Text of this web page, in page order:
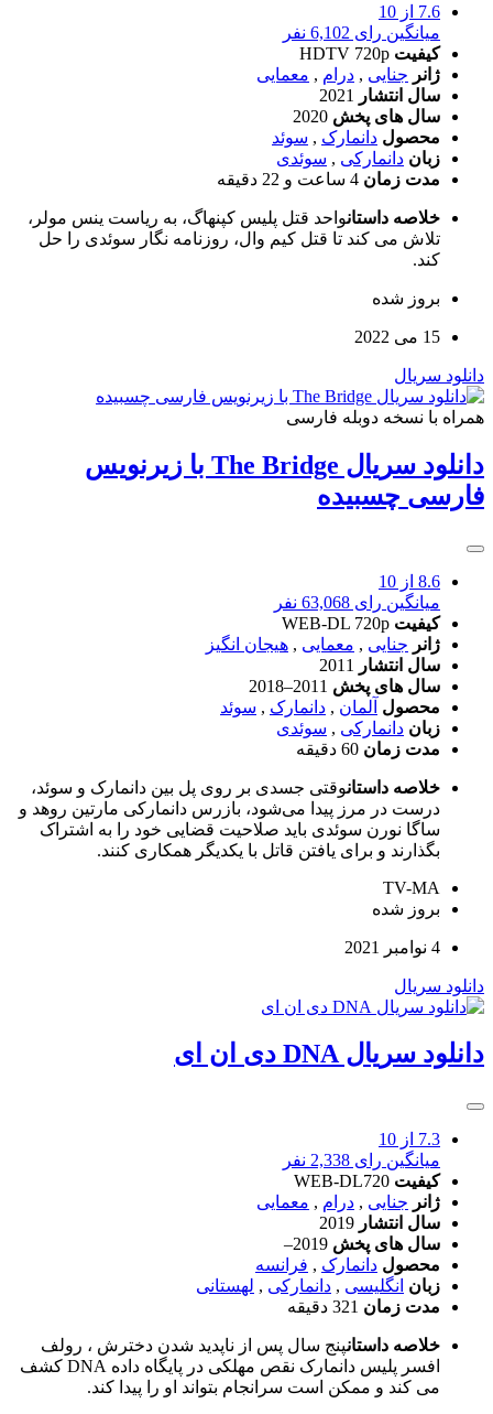
7.6 از 10
میانگین رای 6,102 نفر
کیفیت HDTV 720p
ژانر جنایی , درام , معمایی
سال انتشار
2021
سال های پخش 2020
محصول دانمارک , سوئد
زبان دانمارکی , سوئدی
مدت زمان 4 ساعت و 22 دقیقه
خلاصه داستانواحد قتل پلیس کپنهاگ، به ریاست ینس مولر،
تلاش می کند تا قتل کیم وال، روزنامه نگار سوئدی را حل
کند.
بروز‌ شده
15 می 2022
دانلود سریال
همراه با نسخه دوبله فارسی
دانلود سریال The Bridge با زیرنویس
فارسی چسبیده
8.6 از 10
میانگین رای 63,068 نفر
کیفیت WEB-DL 720p
ژانر جنایی , معمایی , هیجان انگیز
سال انتشار
2011
سال های پخش 2011–2018
محصول آلمان , دانمارک , سوئد
زبان دانمارکی , سوئدی
مدت زمان 60 دقیقه
خلاصه داستانوقتی جسدی بر روی پل بین دانمارک و سوئد،
درست در مرز پیدا می‌شود، بازرس دانمارکی مارتین روهد و
ساگا نورن سوئدی باید صلاحیت قضایی خود را به اشتراک
بگذارند و برای یافتن قاتل با یکدیگر همکاری کنند.
TV-MA
بروز‌ شده
4 نوامبر 2021
دانلود سریال
دانلود سریال DNA دی ان ای
7.3 از 10
میانگین رای 2,338 نفر
کیفیت WEB-DL720
ژانر جنایی , درام , معمایی
سال انتشار 2019
سال های پخش 2019–
محصول دانمارک , فرانسه
زبان انگلیسی , دانمارکی , لهستانی
مدت زمان 321 دقیقه
خلاصه داستانپنج سال پس از ناپدید شدن دخترش ، رولف
افسر پلیس دانمارک نقص مهلکی در پایگاه داده DNA کشف
می کند و ممکن است سرانجام بتواند او را پیدا کند.